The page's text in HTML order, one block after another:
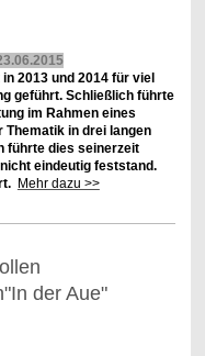
2013 und 2014 für viel
geführt. Schließlich führte
im Rahmen eines
in drei langen
führte dies seinerzeit
eindeutig feststand.
Mehr dazu >>
der Aue"